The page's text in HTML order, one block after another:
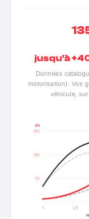
jusqu'à
Données
motorisation). Vos
véhicule,
50
100
150
ch
1 2,5